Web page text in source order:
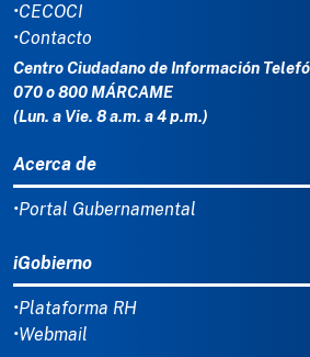
•CECOCI
•Contacto
Centro Ciudadano de Información
070 o 800 MÁRCAME
(Lun. a Vie. 8 a.m. a 4 p.m.)
Acerca de
•Portal Gubernamental
iGobierno
•Plataforma RH
•Webmail